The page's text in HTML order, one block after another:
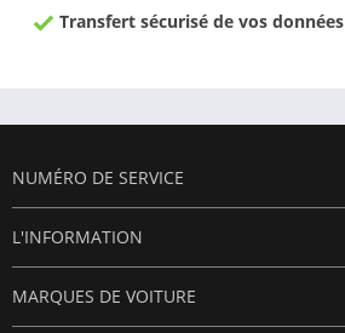
Transfert sécurisé de vos données
NUMÉRO DE SERVICE
L'INFORMATION
MARQUES DE VOITURE